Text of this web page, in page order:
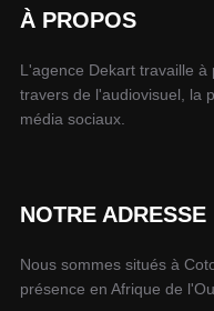
À PROPOS
L'agence Dekart travaille
travers de l'audiovisuel, la
média sociaux.
NOTRE ADRESSE
Nous sommes situés à
présence en Afrique de